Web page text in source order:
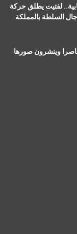
لفتيت يطلق حركة
السلطة بالمملكة
وينشرون صورها